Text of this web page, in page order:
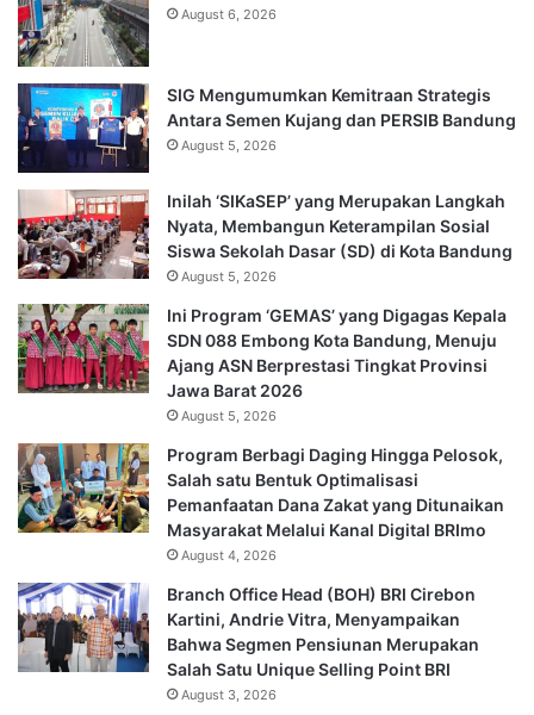
August 6, 2026
SIG Mengumumkan Kemitraan Strategis
Antara Semen Kujang dan PERSIB Bandung
August 5, 2026
Inilah ‘SIKaSEP’ yang Merupakan Langkah
Nyata, Membangun Keterampilan Sosial
Siswa Sekolah Dasar (SD) di Kota Bandung
August 5, 2026
Ini Program ‘GEMAS’ yang Digagas Kepala
SDN 088 Embong Kota Bandung, Menuju
Ajang ASN Berprestasi Tingkat Provinsi
Jawa Barat 2026
August 5, 2026
Program Berbagi Daging Hingga Pelosok,
Salah satu Bentuk Optimalisasi
Pemanfaatan Dana Zakat yang Ditunaikan
Masyarakat Melalui Kanal Digital BRImo
August 4, 2026
Branch Office Head (BOH) BRI Cirebon
Kartini, Andrie Vitra, Menyampaikan
Bahwa Segmen Pensiunan Merupakan
Salah Satu Unique Selling Point BRI
August 3, 2026